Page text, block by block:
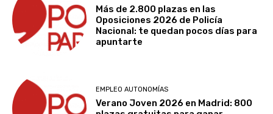
Más de 2.800 plazas en las
Oposiciones 2026 de Policía
Nacional: te quedan pocos días para
apuntarte
EMPLEO AUTONOMÍAS
Verano Joven 2026 en Madrid: 800